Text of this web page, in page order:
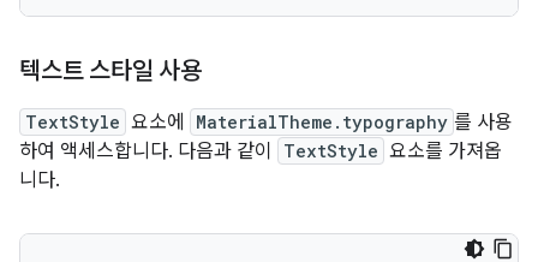
텍스트 스타일 사용
TextStyle 요소에 MaterialTheme.typography 를 사용
하여 액세스합니다. 다음과 같이
TextStyle 요소를 가져옵
니다.